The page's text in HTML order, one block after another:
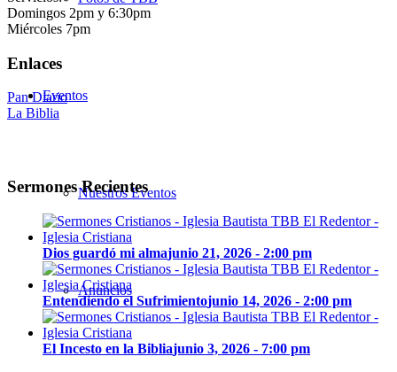
Eventos
Nuestros Eventos
Anuncios
Domingos 2pm y 6:30pm
Miércoles 7pm
Enlaces
Pan Diario
La Biblia
Sermones Recientes
Dios guardó mi almajunio 21, 2026 - 2:00 pm
Entendiendo el Sufrimientojunio 14, 2026 - 2:00 pm
El Incesto en la Bibliajunio 3, 2026 - 7:00 pm